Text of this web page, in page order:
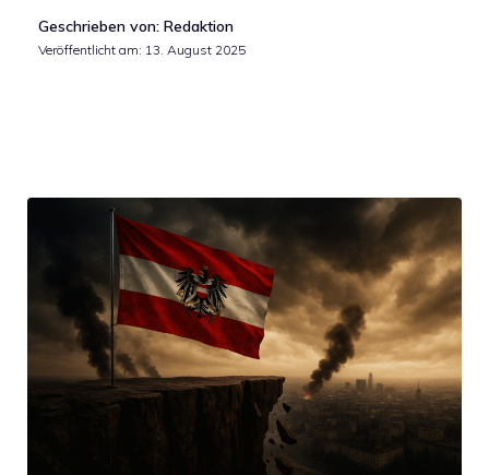
Geschrieben von: Redaktion
Veröffentlicht am: 13. August 2025